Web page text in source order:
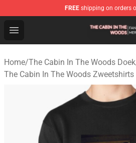
FREE shipping on orders
Open menu
The Cabin In The Woods
Home/The Cabin In The Woods Doek
The Cabin In The Woods Zweetshirts